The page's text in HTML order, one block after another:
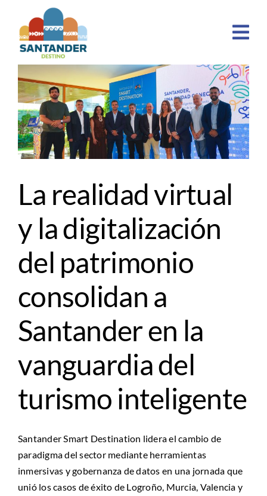
content
La realidad virtual
y la digitalización
del patrimonio
consolidan a
Santander en la
vanguardia del
turismo inteligente
Santander Smart Destination lidera el cambio de
paradigma del sector mediante herramientas
inmersivas y gobernanza de datos en una jornada que
unió los casos de éxito de Logroño, Murcia, Valencia y